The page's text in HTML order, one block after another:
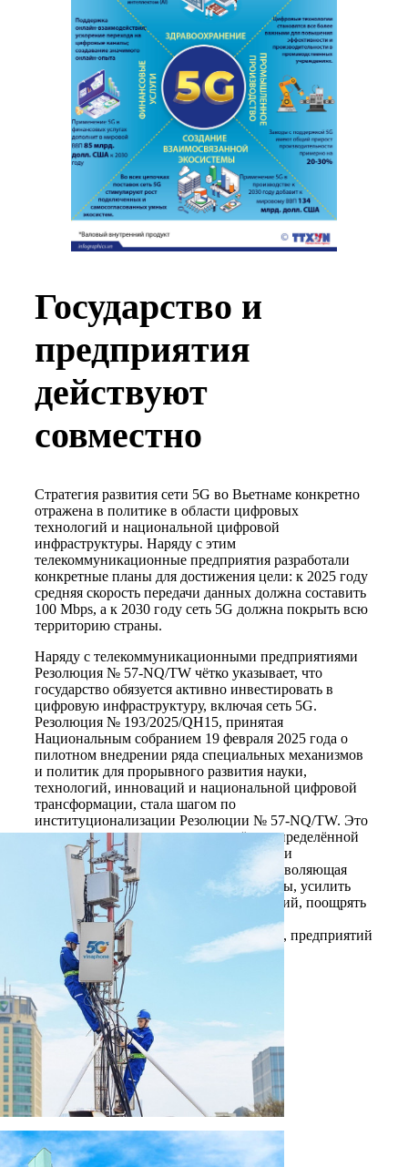
Государство и
предприятия
действуют
совместно
Стратегия развития сети 5G во Вьетнаме конкретно
отражена в политике в области цифровых
технологий и национальной цифровой
инфраструктуры. Наряду с этим
телекоммуникационные предприятия разработали
конкретные планы для достижения цели: к 2025 году
средняя скорость передачи данных должна составить
100 Mbps, а к 2030 году сеть 5G должна покрыть всю
территорию страны.
Наряду с телекоммуникационными предприятиями
Резолюция № 57-NQ/TW чётко указывает, что
государство обязуется активно инвестировать в
цифровую инфраструктуру, включая сеть 5G.
Резолюция № 193/2025/QH15, принятая
Национальным собранием 19 февраля 2025 года о
пилотном внедрении ряда специальных механизмов
и политик для прорывного развития науки,
технологий, инноваций и национальной цифровой
трансформации, стала шагом по
институционализации Резолюции № 57-NQ/TW. Это
выдающаяся правовая основа с чётко определённой
сферой пилотного применения, особыми
механизмами и высокой гибкостью, позволяющая
сократить административные процедуры, усилить
децентрализацию и передачу полномочий, поощрять
инициативность и творческий подход
государственных органов, организаций, предприятий
и научного сообщества.